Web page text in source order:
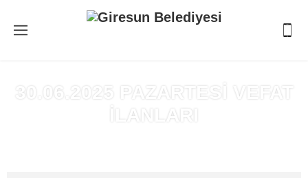
30.06.2025 PAZARTESİ VEFAT
İLANLARI